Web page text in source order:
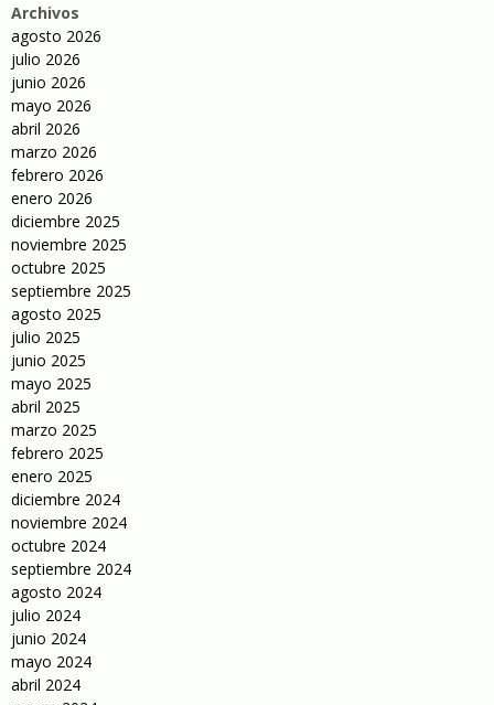
Archivos
agosto 2026
julio 2026
junio 2026
mayo 2026
abril 2026
marzo 2026
febrero 2026
enero 2026
diciembre 2025
noviembre 2025
octubre 2025
septiembre 2025
agosto 2025
julio 2025
junio 2025
mayo 2025
abril 2025
marzo 2025
febrero 2025
enero 2025
diciembre 2024
noviembre 2024
octubre 2024
septiembre 2024
agosto 2024
julio 2024
junio 2024
mayo 2024
abril 2024